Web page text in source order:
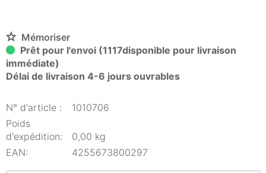
Mémoriser
Prêt pour l'envoi (1117disponible pour livraison
immédiate)
Délai de livraison 4-6 jours ouvrables
N° d'article :
1010706
Poids
d'expédition:
0,00 kg
EAN:
4255673800297